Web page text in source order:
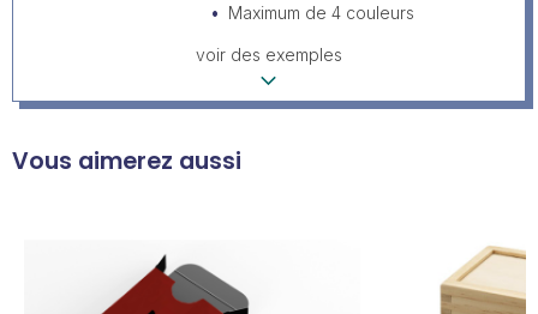
Maximum de 4 couleurs
voir des exemples
Vous aimerez aussi